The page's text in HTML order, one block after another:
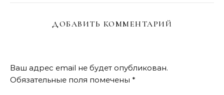
ДОБАВИТЬ КОММЕНТАРИЙ
Ваш адрес email не будет опубликован.
Обязательные поля помечены *